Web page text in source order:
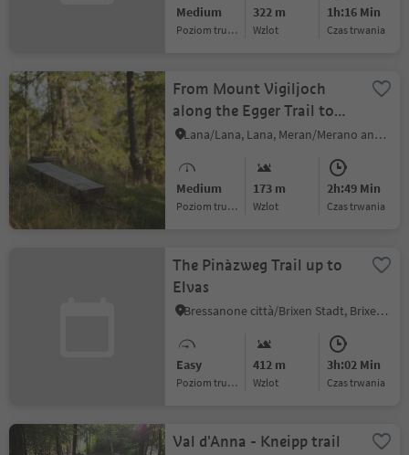
Medium
Poziom trudności
322 m
Wzlot
1h:16 Min
czas trwania
From Mount Vigiljoch
along the Egger Trail to
Achbach/Rio Lagundo
Lana/Lana, Lana, Meran/Merano and environs
Medium
Poziom trudności
173 m
Wzlot
2h:49 Min
czas trwania
The Pinàzweg Trail up to
Elvas
Bressanone città/Brixen Stadt, Brixen/Bressanone, Brixen/Bressanone and environs
Easy
Poziom trudności
412 m
Wzlot
3h:02 Min
czas trwania
Val d'Anna - Kneipp trail